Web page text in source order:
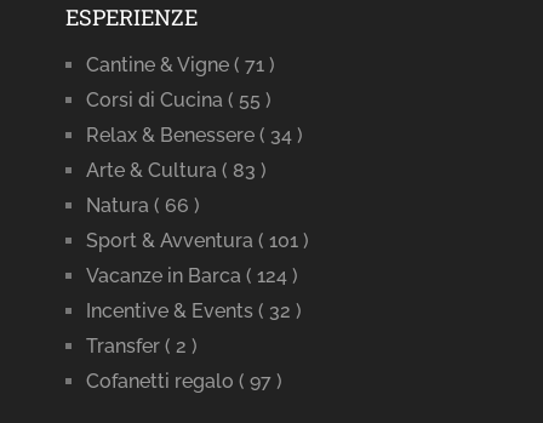
ESPERIENZE
Cantine & Vigne ( 71 )
Corsi di Cucina ( 55 )
Relax & Benessere ( 34 )
Arte & Cultura ( 83 )
Natura ( 66 )
Sport & Avventura ( 101 )
Vacanze in Barca ( 124 )
Incentive & Events ( 32 )
Transfer ( 2 )
Cofanetti regalo ( 97 )